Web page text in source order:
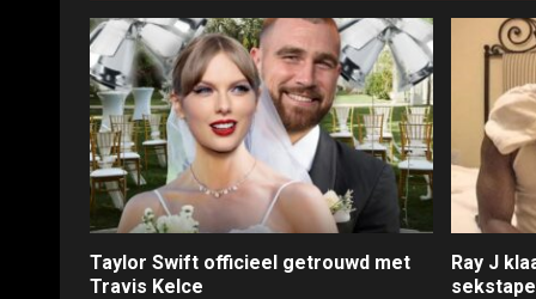
Taylor Swift officieel getrouwd met
Travis Kelce
Ray J
sekstape